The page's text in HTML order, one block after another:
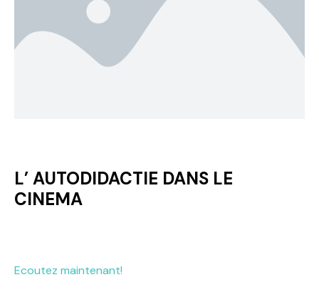
L’ AUTODIDACTIE DANS LE
CINEMA
Ecoutez maintenant!